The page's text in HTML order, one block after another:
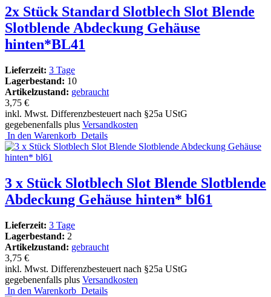
2x Stück Standard Slotblech Slot Blende
Slotblende Abdeckung Gehäuse
hinten*BL41
Lieferzeit: 3 Tage
Lagerbestand: 10
Artikelzustand: gebraucht
3,75 €
inkl. Mwst. Differenzbesteuert nach §25a UStG
gegebenenfalls plus Versandkosten
In den Warenkorb Details
3 x Stück Slotblech Slot Blende Slotblende
Abdeckung Gehäuse hinten* bl61
Lieferzeit: 3 Tage
Lagerbestand: 2
Artikelzustand: gebraucht
3,75 €
inkl. Mwst. Differenzbesteuert nach §25a UStG
gegebenenfalls plus Versandkosten
In den Warenkorb Details